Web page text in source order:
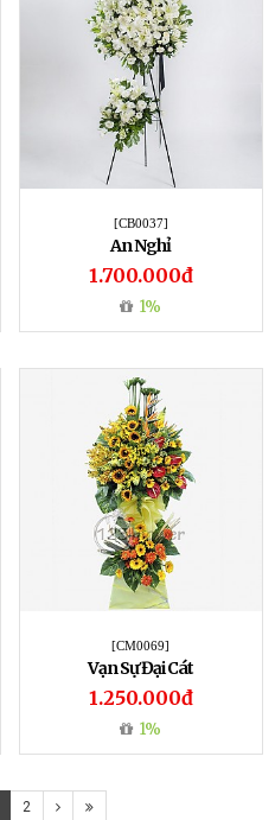
[CB0037]
An Nghỉ
1.700.000đ
1%
[CM0069]
Vạn Sự Đại Cát
1.250.000đ
1%
2